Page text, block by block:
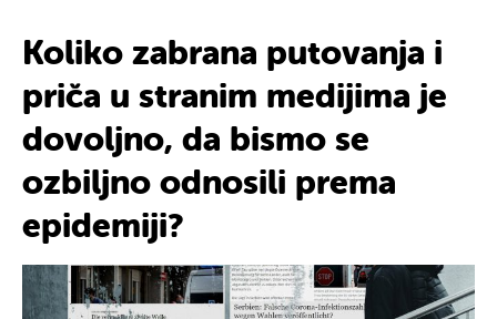
Koliko zabrana putovanja i
priča u stranim medijima je
dovoljno, da bismo se
ozbiljno odnosili prema
epidemiji?